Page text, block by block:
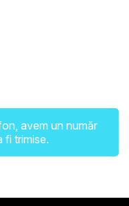
avem un număr
fi trimise.